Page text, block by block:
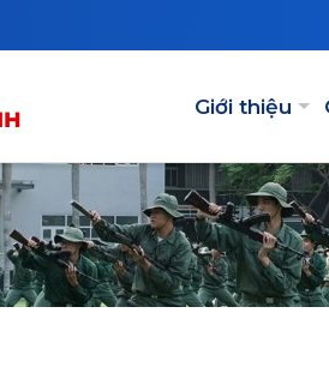
Giới thiệu